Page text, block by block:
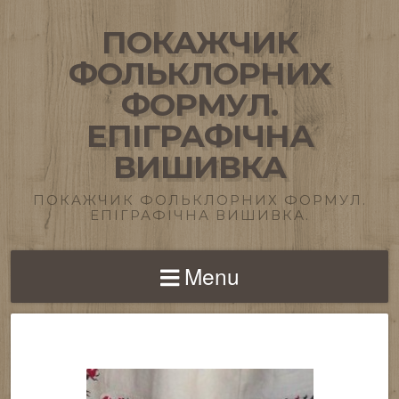
ПОКАЖЧИК
ФОЛЬКЛОРНИХ
ФОРМУЛ.
ЕПІГРАФІЧНА
ВИШИВКА
ПОКАЖЧИК ФОЛЬКЛОРНИХ ФОРМУЛ.
ЕПІГРАФІЧНА ВИШИВКА.
Menu